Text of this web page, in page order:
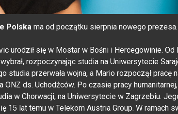
Polska ma od początku sierpnia nowego
urodził się w Mostar w Bośni i Hercegowinie.
rozpoczynając studia na Uniwersytecie
studia przerwała wojna, a Mario rozpoczął
ONZ ds. Uchodźców. Po czasie pracy
w Chorwacji, na Uniwersytecie w Zagrzebiu.
15 lat temu w Telekom Austria Group. W ramach